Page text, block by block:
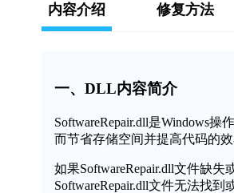
内容介绍 修复方法
一、DLL内容简介
SoftwareRepair.dll是Windows
而节省存储空间并提高代码的效
如果SoftwareRepair.dll文件缺
SoftwareRepair.dll文件无法找